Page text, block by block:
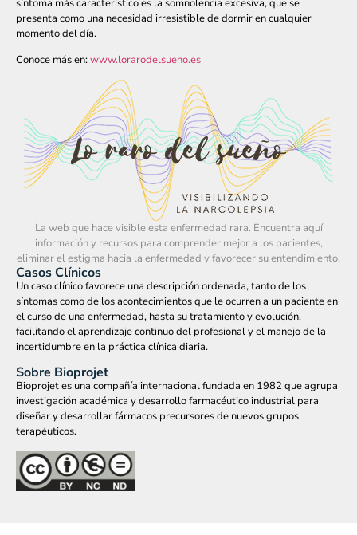
síntoma más característico es la somnolencia excesiva, que se
presenta como una necesidad irresistible de dormir en cualquier
momento del día.
Conoce más en:www.lorarodelsueno.es
La web que hace visible esta enfermedad rara. Encuentra aquí
información y recursos para comprender mejor a los pacientes,
eliminar el estigma hacia la enfermedad y favorecer su entendimiento.
Casos Clínicos
Un caso clínico favorece una descripción ordenada, tanto de los
síntomas como de los acontecimientos que le ocurren a un paciente en
el curso de una enfermedad, hasta su tratamiento y evolución,
facilitando el aprendizaje continuo del profesional y el manejo de la
incertidumbre en la práctica clínica diaria.
Sobre Bioprojet
Bioprojet es una compañía internacional fundada en 1982 que agrupa
investigación académica y desarrollo farmacéutico industrial para
diseñar y desarrollar fármacos precursores de nuevos grupos
terapéuticos.